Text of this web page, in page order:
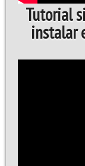
Tutorial
instalar